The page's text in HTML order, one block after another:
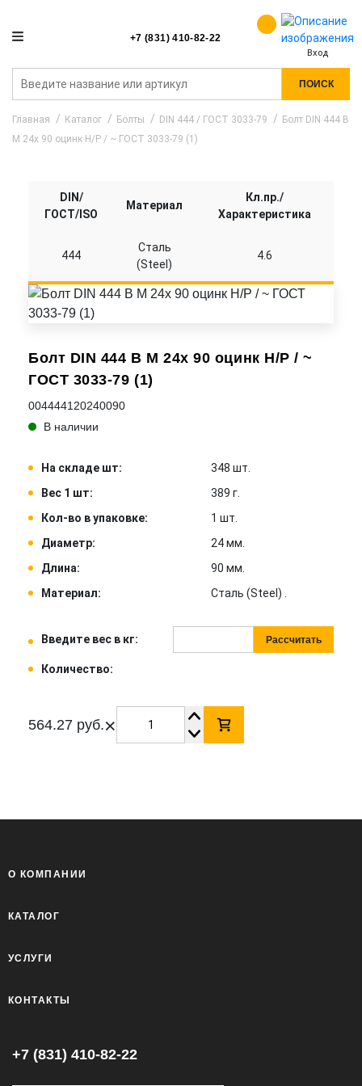
+7 (831) 410-82-22
Вход
ПОИСК
Главная Каталог Болты DIN 444 / ГОСТ 3033-79
Болт DIN 444 B
M 24x 90 оцинк Н/Р / ~ ГОСТ 3033-79 (1)
Болт DIN 444 B M 24x 90 оцинк Н/Р / ~
ГОСТ 3033-79 (1)
004444120240090
В наличии
На складе шт:
348 шт.
Вес 1 шт:
389 г.
Кол-во в упаковке:
1 шт.
Диаметр:
24 мм.
Длина:
90 мм.
Материал:
Сталь (Steel) .
Введите вес в кг: Рассчитать
Количество:
564.27 руб.×
DIN/
ГОСТ/ISO
Материал
Кл.пр./
Характеристика
444
Сталь
(Steel)
4.6
О КОМПАНИИ
КАТАЛОГ
УСЛУГИ
КОНТАКТЫ
+7 (831) 410-82-22